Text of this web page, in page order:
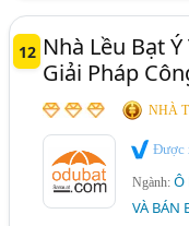
12 Nhà Lều Bạt
Giải Pháp
NHÀ
Được
Ngành:Ô
VÀ BÁN